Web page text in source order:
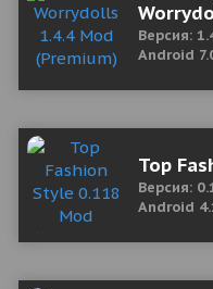
Версия:
Android
Top
Версия:
Android